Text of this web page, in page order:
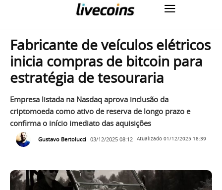
Fabricante de veículos elétricos
inicia compras de bitcoin para
estratégia de tesouraria
Empresa listada na Nasdaq aprova inclusão da
criptomoeda como ativo de reserva de longo prazo e
confirma o início imediato das aquisições
Gustavo Bertolucci 03/12/2025 08:12 Atualizado 01/12/2025 18:39